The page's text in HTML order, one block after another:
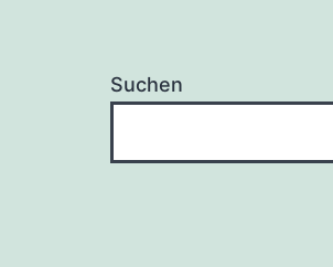
Suchen